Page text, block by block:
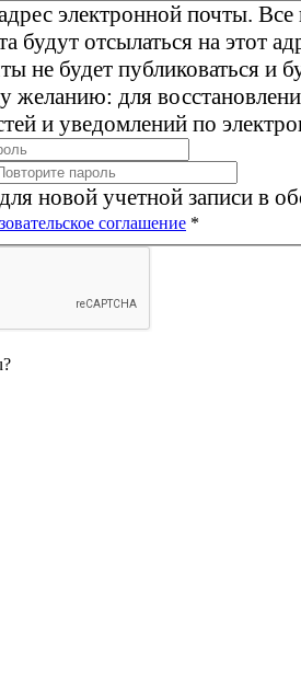
электронной почты. Все
будут отсылаться на этот
не будет публиковаться и
желанию: для
и уведомлений по
новой учетной записи в
соглашение *